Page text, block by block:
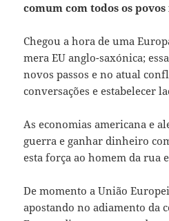
comum com todos os
Chegou a hora de uma
mera EU anglo-saxónica;
novos passos e no atual
conversações e estabelecer
As economias americana e
guerra e ganhar dinheiro
esta força ao homem da rua
De momento a União
apostando no adiamento da